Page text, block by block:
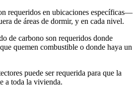
requeridos en ubicaciones específicas—
de áreas de dormir, y en cada nivel.
de carbono son requeridos donde
quemen combustible o donde haya un
puede ser requerida para que la
a toda la vivienda.